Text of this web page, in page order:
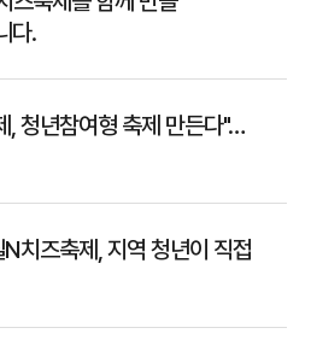
다.
, 청년참여형 축제 만든다"…
치즈축제, 지역 청년이 직접